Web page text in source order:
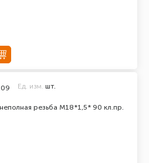
резьба M18*1,5* 90 кл.пр.
Ед. изм. шт.